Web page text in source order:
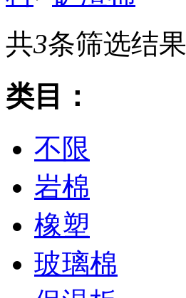
共3条筛选结果
类目：
不限
岩棉
橡塑
玻璃棉